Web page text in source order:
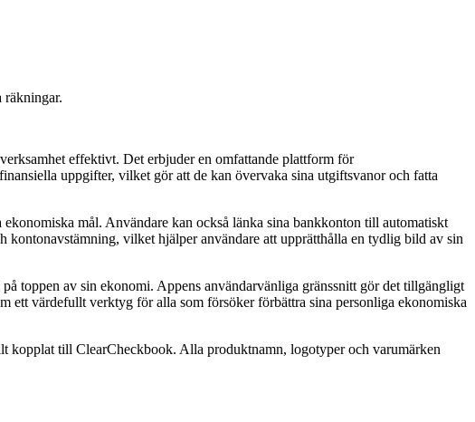
räkningar.
effektivt. Det erbjuder en omfattande plattform för
uppgifter, vilket gör att de kan övervaka sina utgiftsvanor och fatta
mål. Användare kan också länka sina bankkonton till automatiskt
kontonavstämning, vilket hjälper användare att upprätthålla en tydlig bild av sin
toppen av sin ekonomi. Appens användarvänliga gränssnitt gör det tillgängligt
ett värdefullt verktyg för alla som försöker förbättra sina personliga ekonomiska
kopplat till ClearCheckbook. Alla produktnamn, logotyper och varumärken